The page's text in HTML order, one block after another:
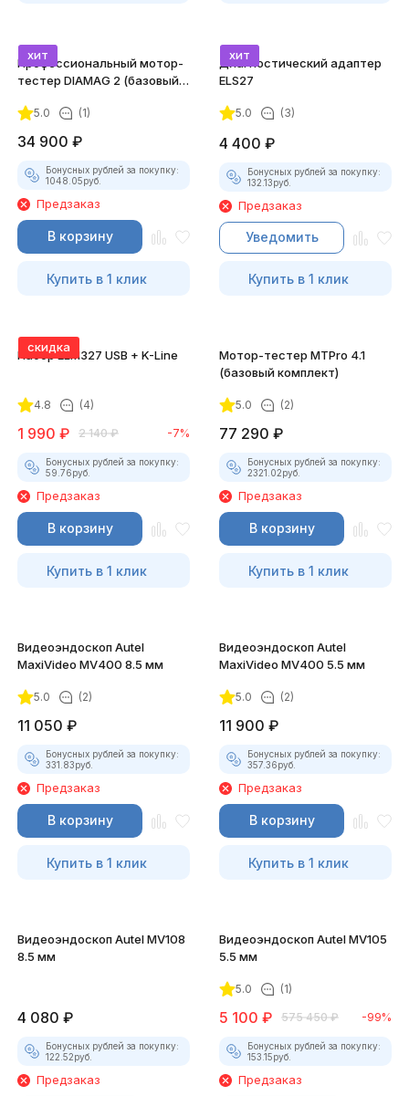
хит
Профессиональный мотор-
тестер DIAMAG 2 (базовый
5.0 (1)
34 900 ₽
Бонусных рублей за покупку:
1048.05руб.
Предзаказ
В корзину
Купить в 1 клик
хит
Диагностический адаптер
ELS27
5.0 (3)
4 400 ₽
Бонусных рублей за покупку:
132.13руб.
Предзаказ
Уведомить
Купить в 1 клик
скидка
Набор ELM327 USB + K-Line
4.8 (4)
1 990 ₽ 2 140 ₽ -7%
Бонусных рублей за покупку:
59.76руб.
Предзаказ
В корзину
Купить в 1 клик
Мотор-тестер MTPro 4.1
(базовый комплект)
5.0 (2)
77 290 ₽
Бонусных рублей за покупку:
2321.02руб.
Предзаказ
В корзину
Купить в 1 клик
Видеоэндоскоп Autel
MaxiVideo MV400 8.5 мм
5.0 (2)
11 050 ₽
Бонусных рублей за покупку:
331.83руб.
Предзаказ
В корзину
Купить в 1 клик
Видеоэндоскоп Autel
MaxiVideo MV400 5.5 мм
5.0 (2)
11 900 ₽
Бонусных рублей за покупку:
357.36руб.
Предзаказ
В корзину
Купить в 1 клик
Видеоэндоскоп Autel MV108
8.5 мм
4 080 ₽
Бонусных рублей за покупку:
122.52руб.
Предзаказ
Видеоэндоскоп Autel MV105
5.5 мм
5.0 (1)
5 100 ₽ 575 450 ₽ -99%
Бонусных рублей за покупку:
153.15руб.
Предзаказ